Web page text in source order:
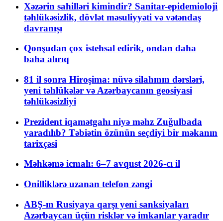
Xəzərin sahilləri kimindir? Sanitar-epidemioloji
təhlükəsizlik, dövlət məsuliyyəti və vətəndaş
davranışı
Qonşudan çox istehsal edirik, ondan daha
baha alırıq
81 il sonra Hiroşima: nüvə silahının dərsləri,
yeni təhlükələr və Azərbaycanın geosiyasi
təhlükəsizliyi
Prezident iqamətgahı niyə məhz Zuğulbada
yaradılıb? Təbiətin özünün seçdiyi bir məkanın
tarixçəsi
Məhkəmə icmalı: 6–7 avqust 2026-cı il
Onilliklərə uzanan telefon zəngi
ABŞ-ın Rusiyaya qarşı yeni sanksiyaları
Azərbaycan üçün risklər və imkanlar yaradır